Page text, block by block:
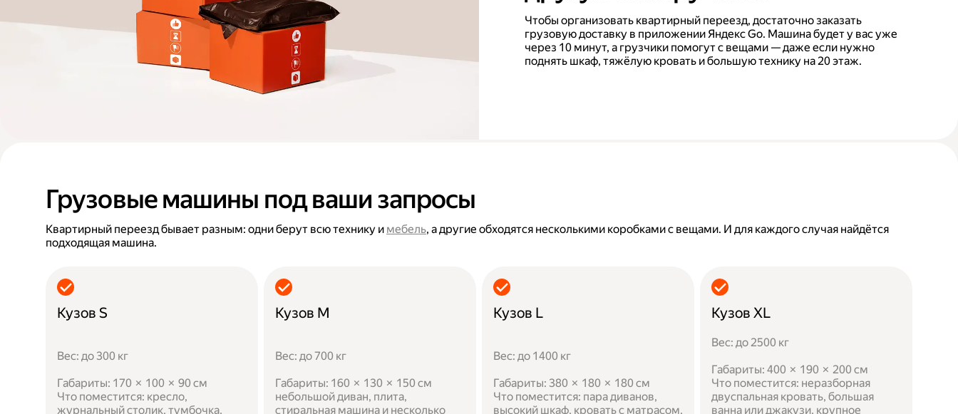
Чтобы организовать квартирный переезд, достаточно заказать
грузовую доставку в приложении Яндекс Go. Машина будет у вас уже
через 10 минут, а грузчики помогут с вещами — даже если нужно
поднять шкаф, тяжёлую кровать и большую технику на 20 этаж.
Грузовые машины под ваши запросы
Квартирный переезд бывает разным: одни берут всю технику и мебель, а другие обходятся несколькими коробками с вещами. И для каждого случая найдётся
подходящая машина.
Кузов S
Вес: до 300 кг
Габариты: 170 × 100 × 90 см
Что поместится: кресло,
журнальный столик, тумбочка,
Кузов M
Вес: до 700 кг
Габариты: 160 × 130 × 150 см
небольшой диван, плита,
стиральная машина и несколько
Кузов L
Вес: до 1400 кг
Габариты: 380 × 180 × 180 см
Что поместится: пара диванов,
высокий шкаф, кровать с матрасом,
Кузов XL
Вес: до 2500 кг
Габариты: 400 × 190 × 200 см
Что поместится: неразборная
двуспальная кровать, большая
ванна или джакузи, крупное